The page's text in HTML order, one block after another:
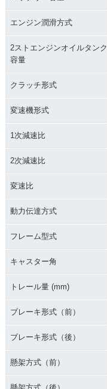
エンジン潤滑方式
2ストエンジンオイルタンク
容量
クラッチ形式
変速機形式
1次減速比
2次減速比
変速比
動力伝達方式
フレーム型式
キャスター角
トレール量 (mm)
ブレーキ形式（前）
ブレーキ形式（後）
懸架方式（前）